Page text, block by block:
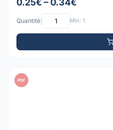
0.25€ – 0.34€
Quantité: Min: 1
PDF